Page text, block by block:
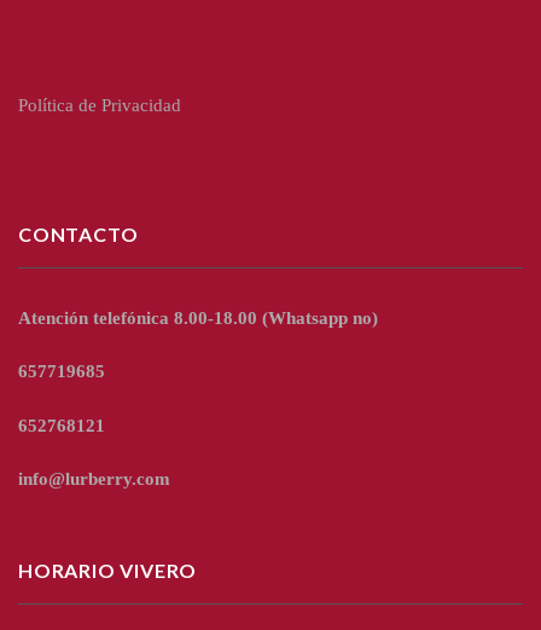
Política de Privacidad
CONTACTO
Atención telefónica 8.00-18.00 (Whatsapp no)
657719685
652768121
info@lurberry.com
HORARIO VIVERO